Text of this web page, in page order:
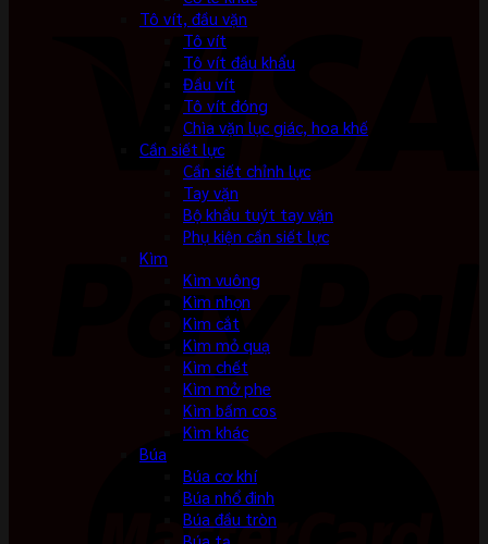
Tô vít, đầu vặn
Tô vít
Tô vít đầu khẩu
Đầu vít
Tô vít đóng
Chìa vặn lục giác, hoa khế
Cần siết lực
Cần siết chỉnh lực
Tay vặn
Bộ khẩu tuýt tay vặn
Phụ kiện cần siết lực
Kìm
Kìm vuông
Kìm nhọn
Kìm cắt
Kìm mỏ quạ
Kìm chết
Kìm mở phe
Kìm bấm cos
Kìm khác
Búa
Búa cơ khí
Búa nhổ đinh
Búa đầu tròn